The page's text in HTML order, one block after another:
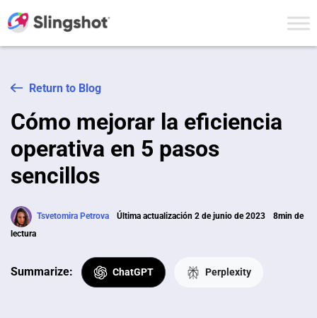
Return to Blog
Cómo mejorar la eficiencia
operativa en 5 pasos
sencillos
Tsvetomira Petrova Última actualización 2 de junio de 2023
8min de
lectura
Summarize: ChatGPT Perplexity